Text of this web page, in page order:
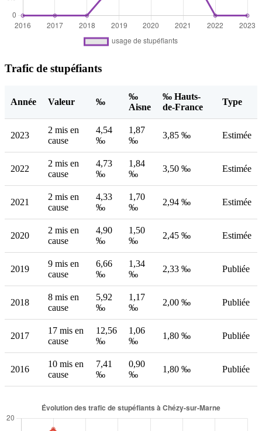
Trafic de stupéfiants
Année Valeur ‰
‰
Aisne
‰ Hauts-
de-France
Type
2023
2 mis en
cause
4,54
‰
1,87
‰
3,85 ‰ Estimée
2022
2 mis en
cause
4,73
‰
1,84
‰
3,50 ‰ Estimée
2021
2 mis en
cause
4,33
‰
1,70
‰
2,94 ‰ Estimée
2020
2 mis en
cause
4,90
‰
1,50
‰
2,45 ‰ Estimée
2019
9 mis en
cause
6,66
‰
1,34
‰
2,33 ‰ Publiée
2018
8 mis en
cause
5,92
‰
1,17
‰
2,00 ‰ Publiée
2017
17 mis en
cause
12,56
‰
1,06
‰
1,80 ‰ Publiée
2016
10 mis en
cause
7,41
‰
0,90
‰
1,80 ‰ Publiée